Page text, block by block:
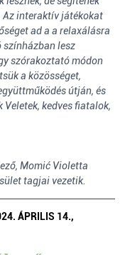
Az interaktív játékokat
ad a a relaxálásra
színházban lesz
szórakoztató módon
a közösséget,
útján, és
kedves fiatalok,
Momić Violetta
tagjai vezetik.
ÁPRILIS 14.,